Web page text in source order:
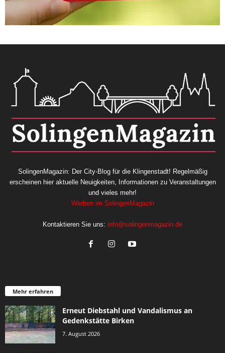
SolingenMagazin: Der City-Blog für die Klingenstadt! Regelmäßig
erscheinen hier aktuelle Neuigkeiten, Informationen zu Veranstaltungen
und vieles mehr!
Werben im SolingenMagazin
Kontaktieren Sie uns: info@solingenmagazin.de
Mehr erfahren
Erneut Diebstahl und Vandalismus an
Gedenkstätte Birken
7. August 2026